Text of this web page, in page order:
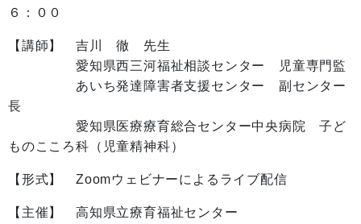
６：００
【講師】 吉川 徹 先生
愛知県西三河福祉相談センター 児童専門監
あいち発達障害者支援センター 副センター
長
愛知県医療療育総合センター中央病院 子ど
ものこころ科（児童精神科）
【形式】 Zoomウェビナーによるライブ配信
【主催】 高知県立療育福祉センター